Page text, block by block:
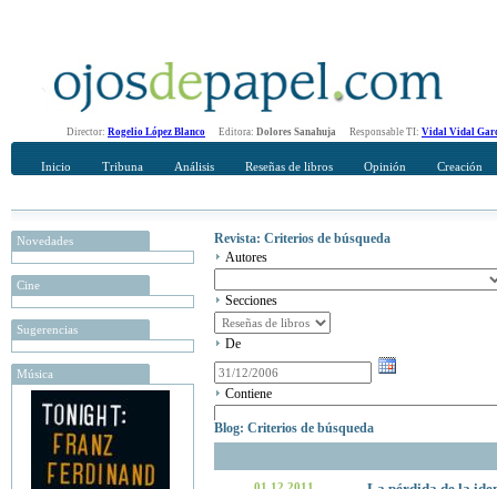
Director: Rogelio López Blanco Editora: Dolores Sanahuja Responsable TI: Vidal Vidal
Inicio Tribuna Análisis Reseñas de libros Opinión Creación
Novedades
Cine
Sugerencias
Música
Revista: Criterios de búsqueda
Autores
Secciones
De
Contiene
Blog: Criterios de búsqueda